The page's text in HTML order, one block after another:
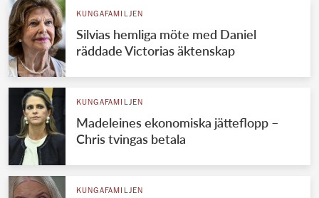
KUNGAFAMILJEN
Silvias hemliga möte med Daniel
räddade Victorias äktenskap
KUNGAFAMILJEN
Madeleines ekonomiska jätteflopp –
Chris tvingas betala
KUNGAFAMILJEN